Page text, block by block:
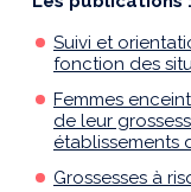
Suivi et
fonction des
Femmes
de leur
établissements
Grossesses à